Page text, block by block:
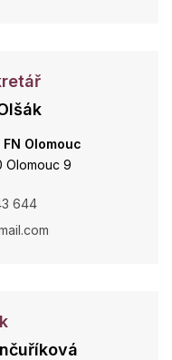
Olomouc
Olomouc 9
644